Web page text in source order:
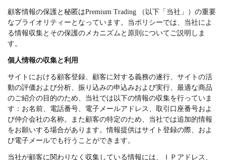
顧客情報の保護と秘匿はPremium Trading （以下「当社」）の重要
なプライオリティーとなっています。当ポリシーでは、当社によ
る情報収集とその保護のメカニズムと原則についてご説明しま
す。
個人情報の収集と利用
サイトにおける顧客登録、顧客に対する義務の遂行、サイトの活
動の評価および分析、振り込みの申込みおよび実行、最適な商品
のご紹介の目的のため、当社では以下の情報の収集を行っていま
す：お名前、電話番号、電子メールアドレス、取引口座番号およ
び仲介会社の名称。また顧客の特定のため、当社では追加的情報
をお願いする場合があります。情報提供はサイト登録の際、およ
び電子メールでも行うことができます。
当社が顧客に関わりなく収集している情報には、ＩＰアドレス、